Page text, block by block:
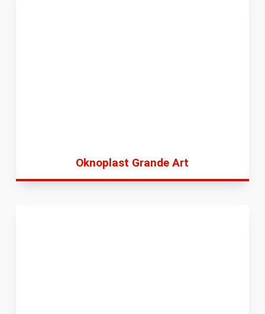
Oknoplast Grande Art